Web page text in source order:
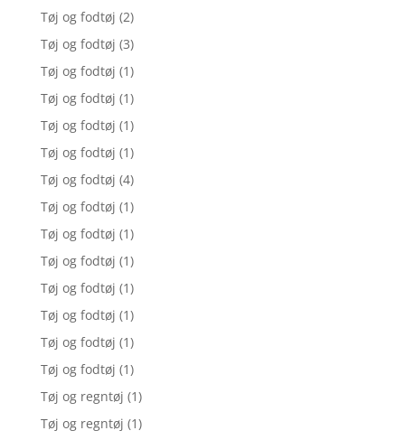
Tøj og fodtøj (2)
Tøj og fodtøj (3)
Tøj og fodtøj (1)
Tøj og fodtøj (1)
Tøj og fodtøj (1)
Tøj og fodtøj (1)
Tøj og fodtøj (4)
Tøj og fodtøj (1)
Tøj og fodtøj (1)
Tøj og fodtøj (1)
Tøj og fodtøj (1)
Tøj og fodtøj (1)
Tøj og fodtøj (1)
Tøj og fodtøj (1)
Tøj og regntøj (1)
Tøj og regntøj (1)